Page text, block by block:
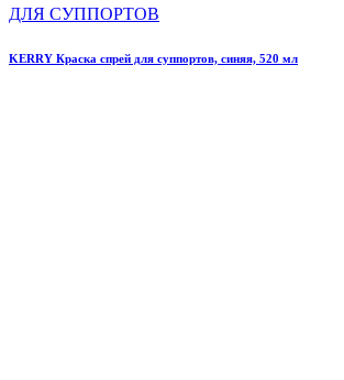
ДЛЯ СУППОРТОВ
KERRY Краска спрей для суппортов, синяя, 520 мл